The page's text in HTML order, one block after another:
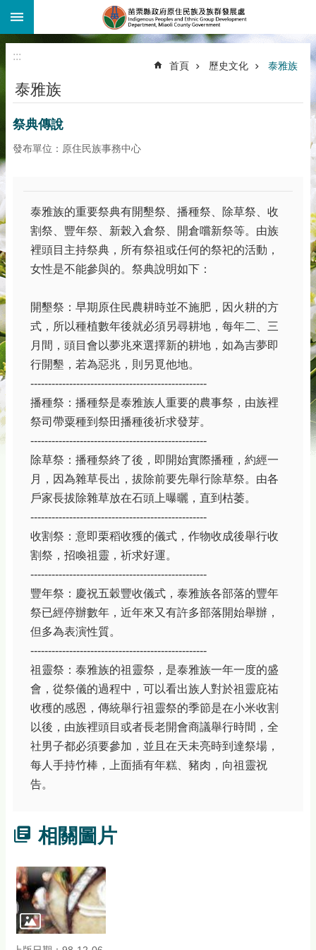
跳到主要內容區塊
:::
首頁 歷史文化 泰雅族
泰雅族
祭典傳說
發布單位：原住民族事務中心
泰雅族的重要祭典有開墾祭、播種祭、除草祭、收
割祭、豐年祭、新榖入倉祭、開倉嚐新祭等。由族
裡頭目主持祭典，所有祭祖或任何的祭祀的活動，
女性是不能參與的。祭典說明如下：
開墾祭：早期原住民農耕時並不施肥，因火耕的方
式，所以種植數年後就必須另尋耕地，每年二、三
月間，頭目會以夢兆來選擇新的耕地，如為吉夢即
行開墾，若為惡兆，則另覓他地。
--------------------------------------------------
播種祭：播種祭是泰雅族人重要的農事祭，由族裡
祭司帶粟種到祭田播種後祈求發芽。
--------------------------------------------------
除草祭：播種祭終了後，即開始實際播種，約經一
月，因為雜草長出，拔除前要先舉行除草祭。由各
戶家長拔除雜草放在石頭上曝曬，直到枯萎。
--------------------------------------------------
收割祭：意即栗稻收獲的儀式，作物收成後舉行收
割祭，招喚祖靈，祈求好運。
--------------------------------------------------
豐年祭：慶祝五穀豐收儀式，泰雅族各部落的豐年
祭已經停辦數年，近年來又有許多部落開始舉辦，
但多為表演性質。
--------------------------------------------------
祖靈祭：泰雅族的祖靈祭，是泰雅族一年一度的盛
會，從祭儀的過程中，可以看出族人對於祖靈庇祐
收穫的感恩，傳統舉行祖靈祭的季節是在小米收割
以後，由族裡頭目或者長老開會商議舉行時間，全
社男子都必須要參加，並且在天未亮時到達祭場，
每人手持竹棒，上面插有年糕、豬肉，向祖靈祝
告。
相關圖片